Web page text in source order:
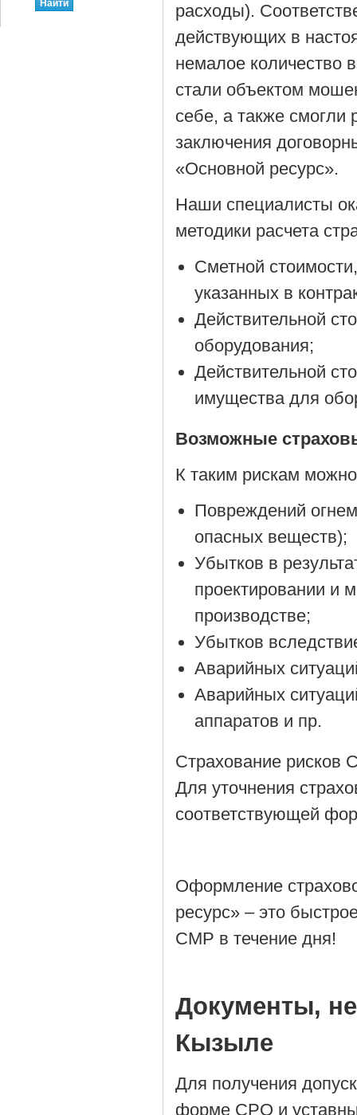
расходы).
действующих в
немалое
стали объектом
себе, а также смогли
заключения
«Основной ресурс».
Наши специалисты
методики расчета
Сметной
указанных в
Действительной
оборудования;
Действительной
имущества для
Возможные
К таким рискам
Повреждений
опасных веществ);
Убытков в
проектировании и
производстве;
Убытков
Аварийных
Аварийных
аппаратов и пр.
Страхование рисков
Для уточнения
соответствующей
Оформление
ресурс» – это
СМР в течение дня!
Документы,
Кызыле
Для получения
форме СРО и